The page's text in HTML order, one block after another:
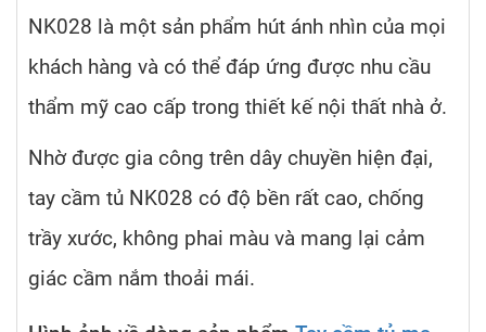
NK028 là một sản phẩm hút ánh nhìn của mọi
khách hàng và có thể đáp ứng được nhu cầu
thẩm mỹ cao cấp trong thiết kế nội thất nhà ở.
Nhờ được gia công trên dây chuyền hiện đại,
tay cầm tủ NK028 có độ bền rất cao, chống
trầy xước, không phai màu và mang lại cảm
giác cầm nắm thoải mái.